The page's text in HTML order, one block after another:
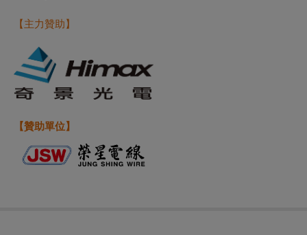
【主力贊助】
【贊助單位】